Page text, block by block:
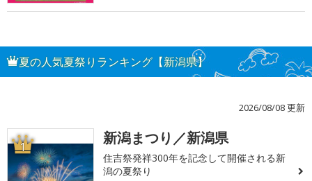
夏の人気夏祭りランキング【新潟県】
2026/08/08 更新
1 新潟まつり／新潟県
住吉祭発祥300年を記念して開催される新
潟の夏祭り